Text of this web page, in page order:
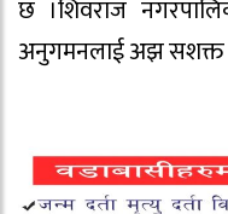
छ ।शिवराज
अनुगमनलाई अझ सशक्त